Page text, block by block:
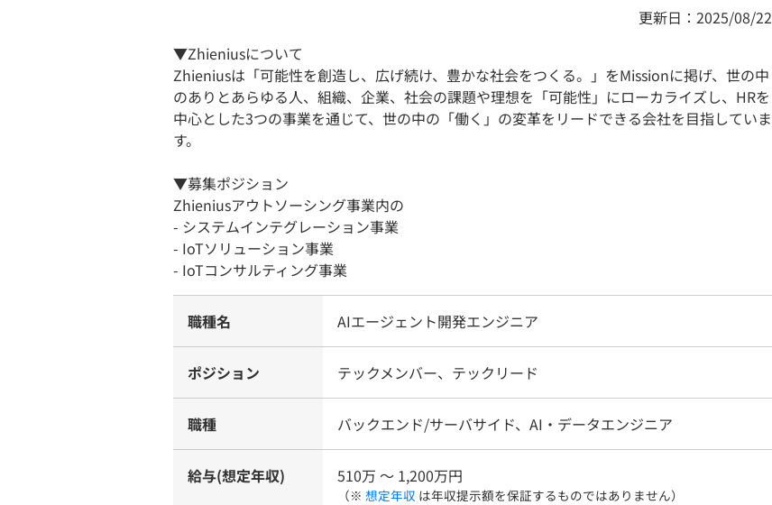
更新日：2025/08/22
▼Zhieniusについて
Zhieniusは「可能性を創造し、広げ続け、豊かな社会をつくる。」をMissionに掲げ、世の中
のありとあらゆる人、組織、企業、社会の課題や理想を「可能性」にローカライズし、HRを
中心とした3つの事業を通じて、世の中の「働く」の変革をリードできる会社を目指していま
す。
▼募集ポジション
Zhieniusアウトソーシング事業内の
- システムインテグレーション事業
- IoTソリューション事業
- IoTコンサルティング事業
職種名 AIエージェント開発エンジニア
ポジション テックメンバー、テックリード
職種 バックエンド/サーバサイド、AI・データエンジニア
給与(想定年収) 510万 〜 1,200万円
（※ 想定年収 は年収提示額を保証するものではありません）